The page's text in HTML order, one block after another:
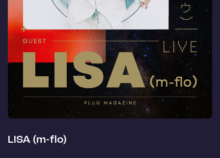
LISA (m-flo)